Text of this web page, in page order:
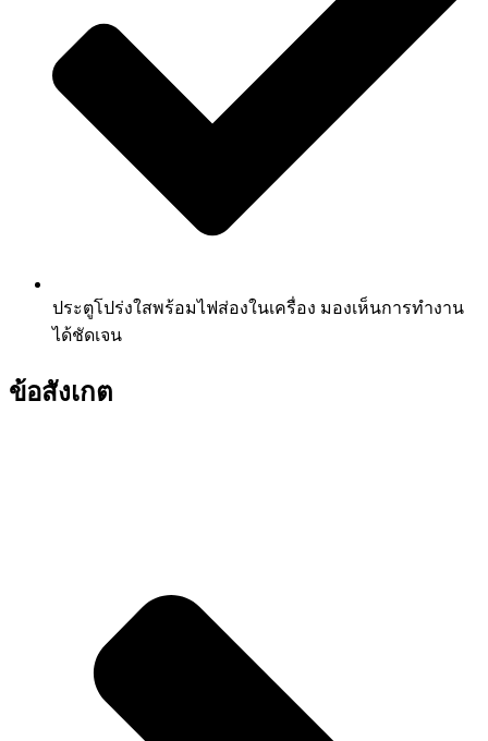
ประตูโปร่งใสพร้อมไฟส่องในเครื่อง มองเห็นการทำงาน
ได้ชัดเจน
ข้อสังเกต